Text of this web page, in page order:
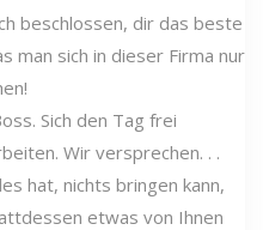
beschlossen, dir das beste
man sich in dieser Firma nur
Sich den Tag frei
Wir versprechen. . .
hat, nichts bringen kann,
etwas von Ihnen